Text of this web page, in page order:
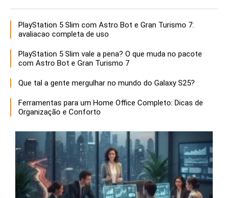
PlayStation 5 Slim com Astro Bot e Gran Turismo 7:
avaliacao completa de uso
PlayStation 5 Slim vale a pena? O que muda no pacote
com Astro Bot e Gran Turismo 7
Que tal a gente mergulhar no mundo do Galaxy S25?
Ferramentas para um Home Office Completo: Dicas de
Organização e Conforto